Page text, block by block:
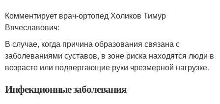
Комментирует врач-ортопед Холиков Тимур
Вячеславович:
В случае, когда причина образования связана с
заболеваниями суставов, в зоне риска находятся люди в
возрасте или подвергающие руки чрезмерной нагрузке.
Инфекционные заболевания